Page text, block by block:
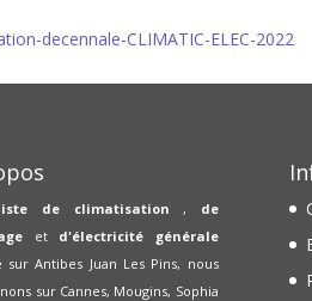
decennale-CLIMATIC-ELEC-2022
de climatisation , de
et d'électricité générale
sur Antibes Juan Les Pins, nous
sur Cannes, Mougins, Sophia